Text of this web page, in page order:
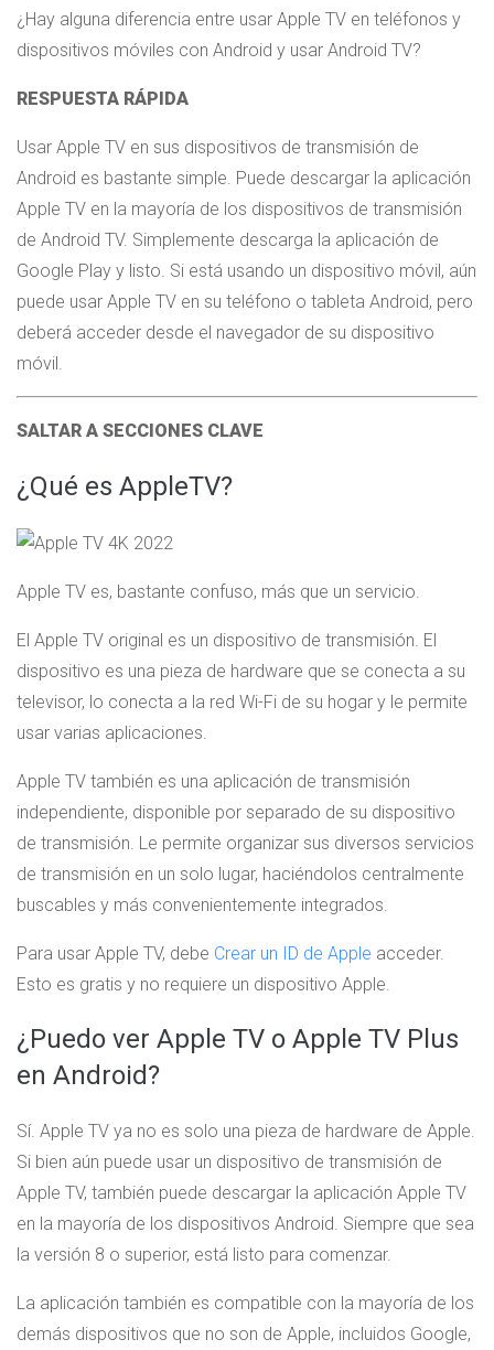
¿Hay alguna diferencia entre usar Apple TV en teléfonos y
dispositivos móviles con Android y usar Android TV?
RESPUESTA RÁPIDA
Usar Apple TV en sus dispositivos de transmisión de
Android es bastante simple. Puede descargar la aplicación
Apple TV en la mayoría de los dispositivos de transmisión
de Android TV. Simplemente descarga la aplicación de
Google Play y listo. Si está usando un dispositivo móvil, aún
puede usar Apple TV en su teléfono o tableta Android, pero
deberá acceder desde el navegador de su dispositivo
móvil.
SALTAR A SECCIONES CLAVE
¿Qué es AppleTV?
Apple TV es, bastante confuso, más que un servicio.
El Apple TV original es un dispositivo de transmisión. El
dispositivo es una pieza de hardware que se conecta a su
televisor, lo conecta a la red Wi-Fi de su hogar y le permite
usar varias aplicaciones.
Apple TV también es una aplicación de transmisión
independiente, disponible por separado de su dispositivo
de transmisión. Le permite organizar sus diversos servicios
de transmisión en un solo lugar, haciéndolos centralmente
buscables y más convenientemente integrados.
Para usar Apple TV, debe Crear un ID de Apple acceder.
Esto es gratis y no requiere un dispositivo Apple.
¿Puedo ver Apple TV o Apple TV Plus
en Android?
Sí. Apple TV ya no es solo una pieza de hardware de Apple.
Si bien aún puede usar un dispositivo de transmisión de
Apple TV, también puede descargar la aplicación Apple TV
en la mayoría de los dispositivos Android. Siempre que sea
la versión 8 o superior, está listo para comenzar.
La aplicación también es compatible con la mayoría de los
demás dispositivos que no son de Apple, incluidos Google,